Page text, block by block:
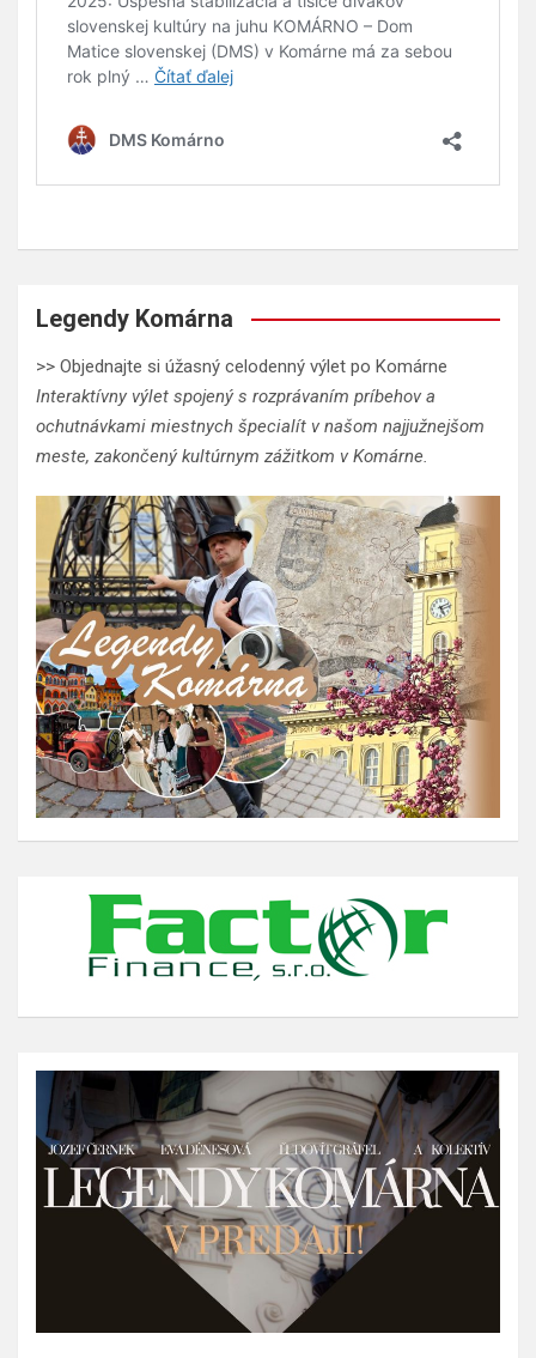
Legendy Komárna
>> Objednajte si úžasný celodenný výlet po Komárne
Interaktívny výlet spojený s rozprávaním príbehov a
ochutnávkami miestnych špecialít v našom najjužnejšom
meste, zakončený kultúrnym zážitkom v Komárne.